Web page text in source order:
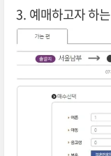
3. 예매하고자 하는